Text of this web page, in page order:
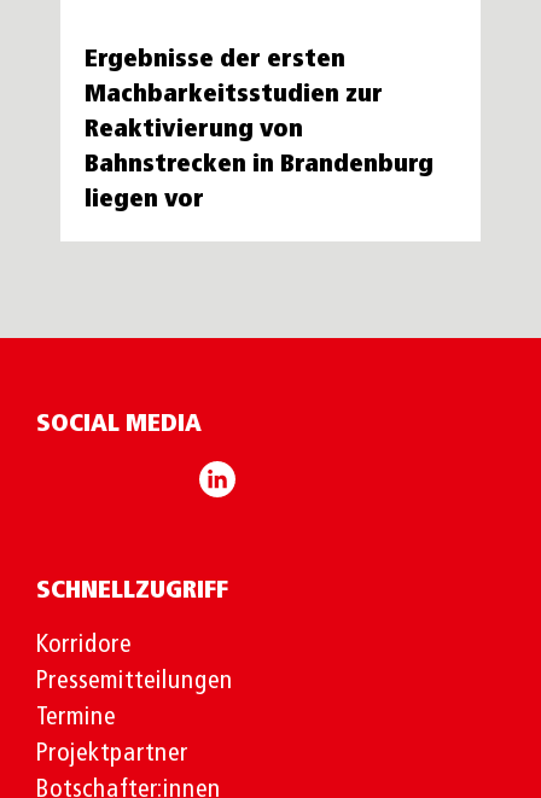
Ergebnisse der ersten
Machbarkeitsstudien zur
Reaktivierung von
Bahnstrecken in Brandenburg
liegen vor
SOCIAL MEDIA
SCHNELLZUGRIFF
Korridore
Pressemitteilungen
Termine
Projektpartner
Botschafter:innen